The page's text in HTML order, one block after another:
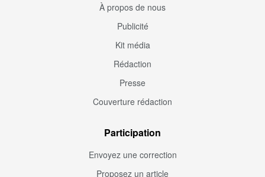
À propos de nous
Publicité
Kit média
Rédaction
Presse
Couverture rédaction
Participation
Envoyez une correction
Proposez un article